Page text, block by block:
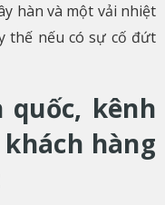
hàn và một vải nhiệt
thế nếu có sự cố đứt
quốc, kênh
hàng